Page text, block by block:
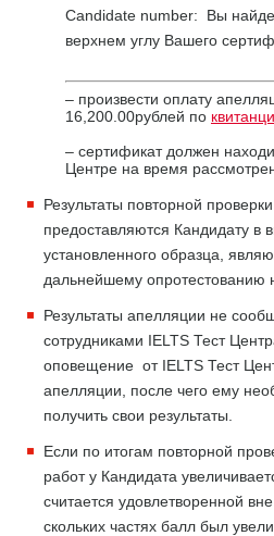
Candidate number: Вы
верхнем углу Вашего
– произвести оплату
16,200.00рублей по
– сертификат должен
Центре на время
Результаты повторной
предоставляются Кандидату в
установленного образца,
дальнейшему опротестованию
Результаты апелляции не
сотрудниками IELTS Тест
оповещение от IELTS Тест
апелляции, после чего ему
получить свои результаты.
Если по итогам повторной
работ у Кандидата
считается удовлетворенной
скольких частях балл был